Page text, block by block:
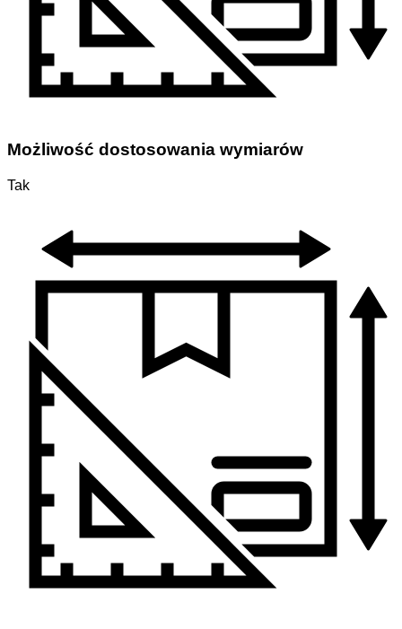
Możliwość dostosowania wymiarów
Tak